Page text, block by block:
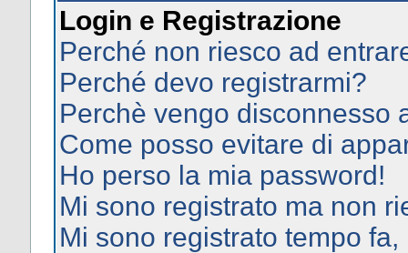
Login e Registrazione
Perché non riesco ad
Perché devo registrarmi?
Perchè vengo disconnesso
Come posso evitare di
Ho perso la mia password!
Mi sono registrato ma non
Mi sono registrato tempo